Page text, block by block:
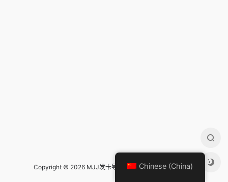
Copyright © 2026 MJJ发卡导航 Design bymjj发卡导航
Chinese (China)